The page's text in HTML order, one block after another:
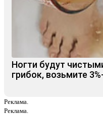
Ногти будут
грибок, возьмите
Реклама.
Реклама.